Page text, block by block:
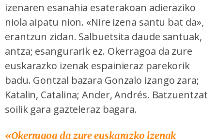
izenaren esanahia esaterakoan adieraziko
niola aipatu nion. «Nire izena santu bat da»,
erantzun zidan. Salbuetsita daude santuak,
antza; esangurarik ez. Okerragoa da zure
euskarazko izenak espainieraz parekorik
badu. Gontzal bazara Gonzalo izango zara;
Katalin, Catalina; Ander, Andrés. Batzuentzat
soilik gara gazteleraz bagara.
«Okerragoa da zure euskarazko izenak